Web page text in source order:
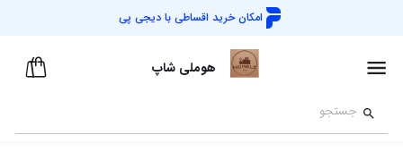
امکان خرید اقساطی با دیجی پی
هوملی شاپ